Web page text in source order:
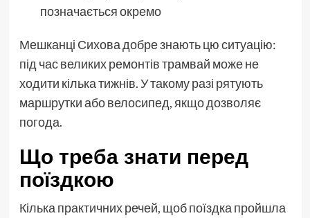
позначається окремо
Мешканці Сихова добре знають цю ситуацію:
під час великих ремонтів трамвай може не
ходити кілька тижнів. У такому разі рятують
маршрутки або велосипед, якщо дозволяє
погода.
Що треба знати перед
поїздкою
Кілька практичних речей, щоб поїздка пройшла